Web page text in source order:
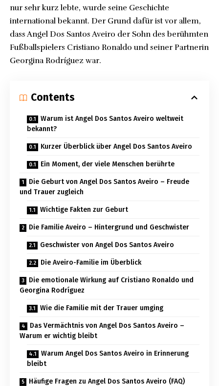
nur sehr kurz lebte, wurde seine Geschichte
international bekannt. Der Grund dafür ist vor allem,
dass Angel Dos Santos Aveiro der Sohn des berühmten
Fußballspielers Cristiano Ronaldo und seiner Partnerin
Georgina Rodríguez war.
Contents
Warum ist Angel Dos Santos Aveiro weltweit
bekannt?
Kurzer Überblick über Angel Dos Santos Aveiro
Ein Moment, der viele Menschen berührte
Die Geburt von Angel Dos Santos Aveiro – Freude
und Trauer zugleich
Wichtige Fakten zur Geburt
Die Familie Aveiro – Hintergrund und Geschwister
Geschwister von Angel Dos Santos Aveiro
Die Aveiro-Familie im Überblick
Die emotionale Wirkung auf Cristiano Ronaldo und
Georgina Rodríguez
Wie die Familie mit der Trauer umging
Das Vermächtnis von Angel Dos Santos Aveiro –
Warum er wichtig bleibt
Warum Angel Dos Santos Aveiro in Erinnerung
bleibt
Häufige Fragen zu Angel Dos Santos Aveiro (FAQ)